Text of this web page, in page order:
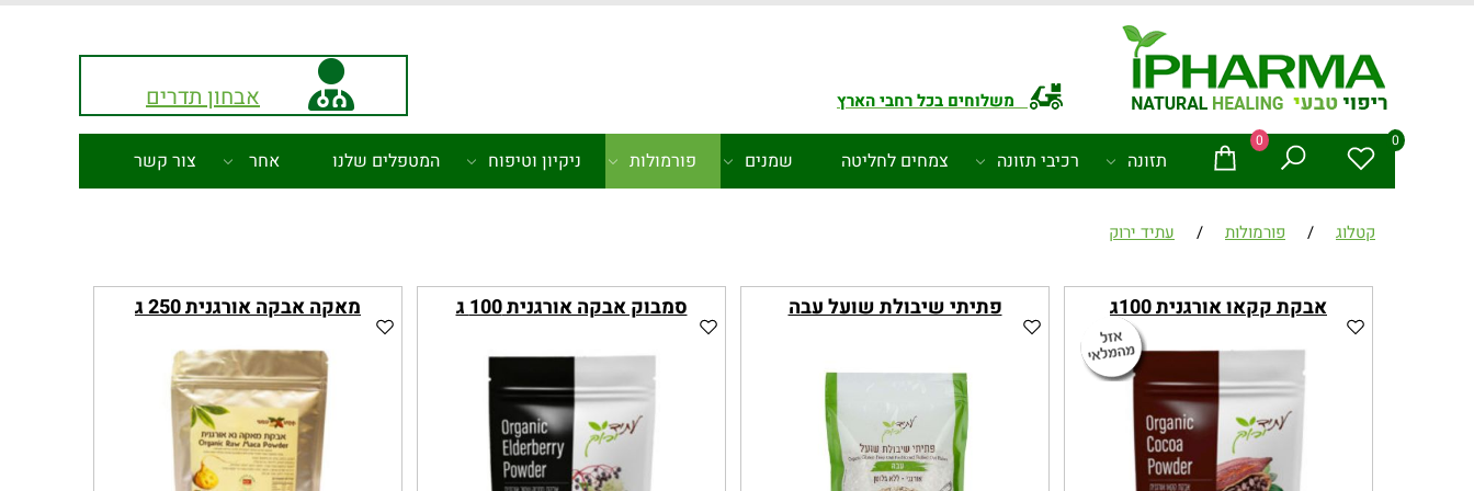
משלוחים בכל רחבי הארץ אבחון תדרים
0
0
תזונה רכיבי תזונה צמחים לחליטה שמנים פורמולות ניקיון וטיפוח המטפלים שלנו אחר צור קשר
קטלוג / פורמולות / עתיד ירוק
אבקת קקאו אורגנית 100ג פתיתי שיבולת שועל עבה סמבוק אבקה אורגנית 100 ג מאקה אבקה אורגנית 250 ג